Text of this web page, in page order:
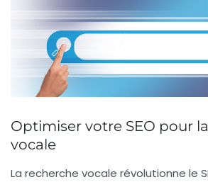
Optimiser votre SEO pour
vocale
La recherche vocale révolutionne le